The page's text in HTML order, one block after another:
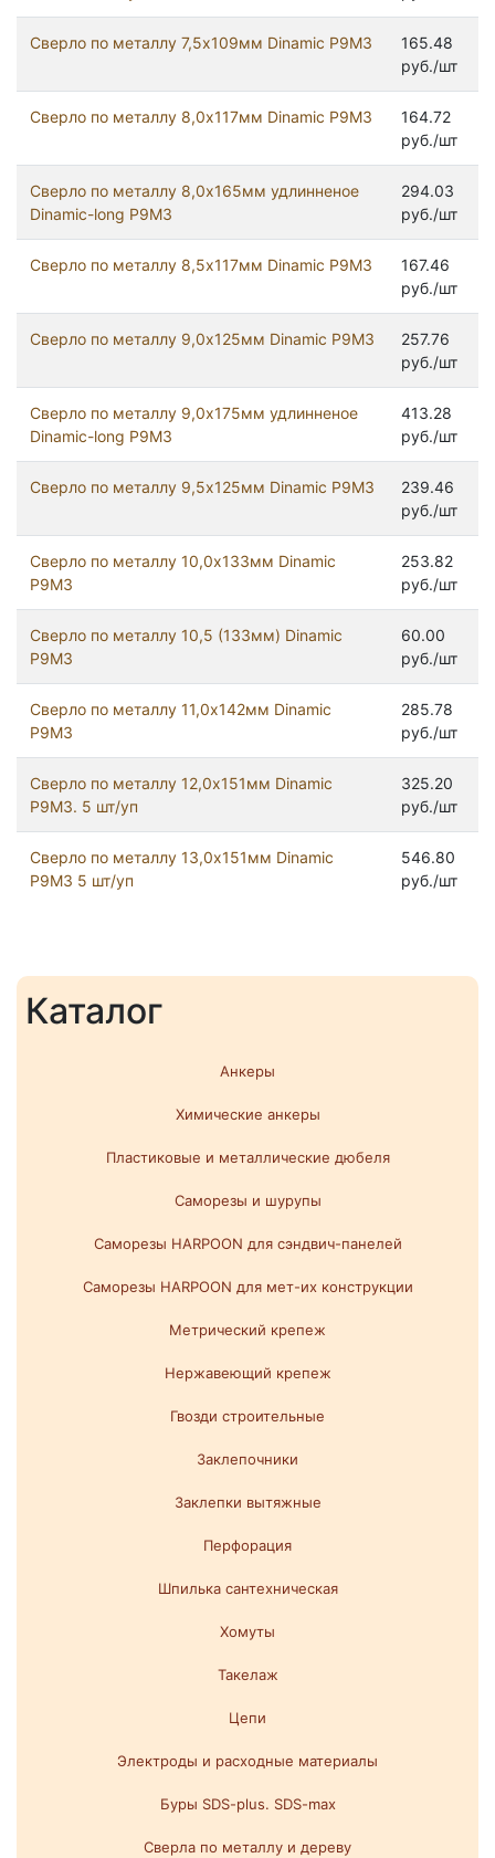
Каталог
Анкеры
Химические анкеры
Пластиковые и металлические дюбеля
Саморезы и шурупы
Саморезы HARPOON для сэндвич-панелей
Саморезы HARPOON для мет-их конструкции
Метрический крепеж
Нержавеющий крепеж
Гвозди строительные
Заклепочники
Заклепки вытяжные
Перфорация
Шпилька сантехническая
Хомуты
Такелаж
Цепи
Электроды и расходные материалы
Буры SDS-plus. SDS-max
Сверла по металлу и дереву
Сверло по металлу 7,5х109мм Dinamic Р9М3
165.48
руб./шт
Сверло по металлу 8,0х117мм Dinamic Р9М3
164.72
руб./шт
Сверло по металлу 8,0х165мм удлинненое
Dinamic-long Р9М3
294.03
руб./шт
Сверло по металлу 8,5х117мм Dinamic Р9М3
167.46
руб./шт
Сверло по металлу 9,0х125мм Dinamic Р9М3
257.76
руб./шт
Сверло по металлу 9,0х175мм удлинненое
Dinamic-long Р9М3
413.28
руб./шт
Сверло по металлу 9,5х125мм Dinamic Р9М3
239.46
руб./шт
Сверло по металлу 10,0х133мм Dinamic
Р9М3
253.82
руб./шт
Сверло по металлу 10,5 (133мм) Dinamic
Р9М3
60.00
руб./шт
Сверло по металлу 11,0х142мм Dinamic
Р9М3
285.78
руб./шт
Сверло по металлу 12,0х151мм Dinamic
Р9М3. 5 шт/уп
325.20
руб./шт
Сверло по металлу 13,0х151мм Dinamic
Р9М3 5 шт/уп
546.80
руб./шт